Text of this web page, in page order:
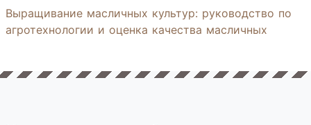
Выращивание масличных культур: руководство по
агротехнологии и оценка качества масличных